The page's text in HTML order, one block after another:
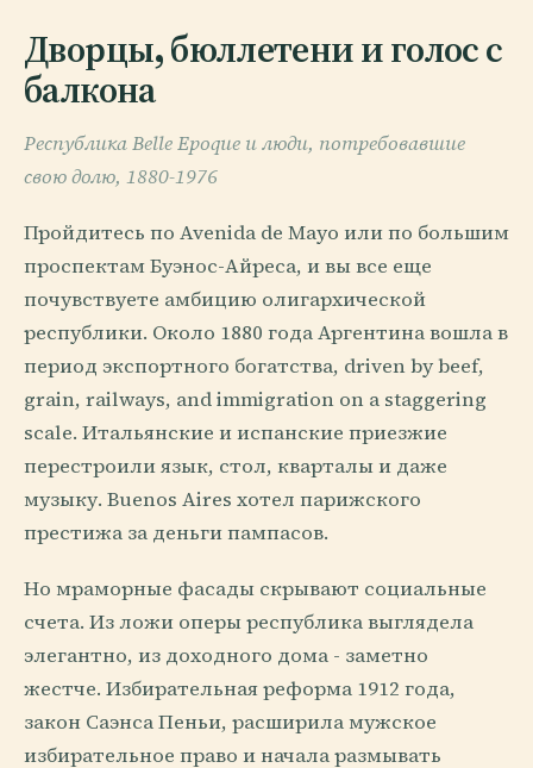
Дворцы, бюллетени и голос с
балкона
Республика Belle Epoque и люди, потребовавшие
свою долю, 1880-1976
Пройдитесь по Avenida de Mayo или по большим
проспектам Буэнос-Айреса, и вы все еще
почувствуете амбицию олигархической
республики. Около 1880 года Аргентина вошла в
период экспортного богатства, driven by beef,
grain, railways, and immigration on a staggering
scale. Итальянские и испанские приезжие
перестроили язык, стол, кварталы и даже
музыку. Buenos Aires хотел парижского
престижа за деньги пампасов.
Но мраморные фасады скрывают социальные
счета. Из ложи оперы республика выглядела
элегантно, из доходного дома - заметно
жестче. Избирательная реформа 1912 года,
закон Саэнса Пеньи, расширила мужское
избирательное право и начала размывать